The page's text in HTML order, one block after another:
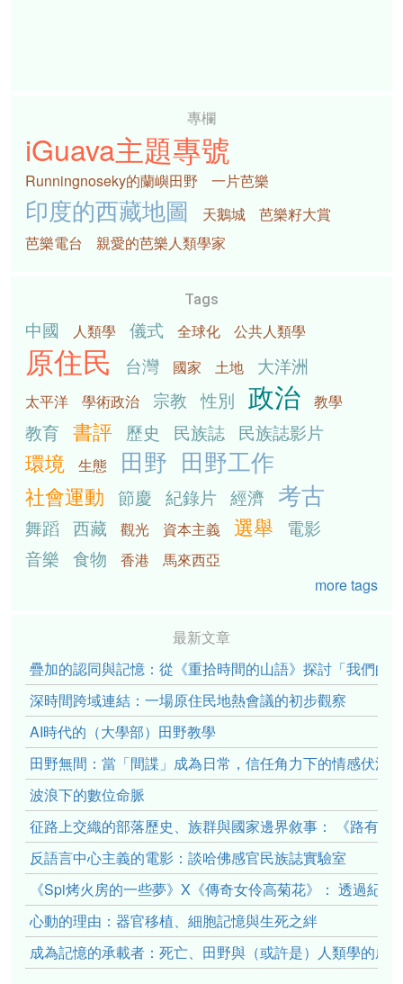
專欄
iGuava主題專號
Runningnoseky的蘭嶼田野 一片芭樂
印度的西藏地圖 天鵝城
芭樂籽大賞
芭樂電台
親愛的芭樂人類學家
Tags
中國 人類學 儀式 全球化 公共人類學
原住民 台灣 國家 土地 大洋洲
太平洋 學術政治 宗教 性別 政治 教學
教育 書評 歷史 民族誌 民族誌影片
環境 生態 田野 田野工作
社會運動 節慶 紀錄片 經濟 考古
舞蹈 西藏 觀光 資本主義 選舉
電影
音樂 食物 香港
馬來西亞
more tags
最新文章
疊加的認同與記憶：從《重拾時間的山語》探討「我們的
深時間跨域連結：一場原住民地熱會議的初步觀察
AI時代的（大學部）田野教學
田野無間：當「間諜」成為日常，信任角力下的情感伏流
波浪下的數位命脈
征路上交織的部落歷史、族群與國家邊界敘事： 《路有
反語言中心主義的電影：談哈佛感官民族誌實驗室
《Spi烤火房的一些夢》X《傳奇女伶高菊花》： 透過紀
心動的理由：器官移植、細胞記憶與生死之絆
成為記憶的承載者：死亡、田野與（或許是）人類學的成